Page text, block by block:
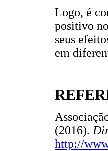
Logo, é
positivo
seus
em
(2016).
http://